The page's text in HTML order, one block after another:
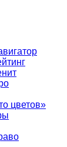
цветов»